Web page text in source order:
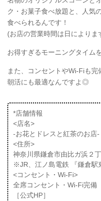
ク・お菓子食べ放題と、人気
食べられるんです！
(お店の営業時間は日によりま
お得すぎるモーニングタイム
また、コンセントやWi-Fiも完
朝活にも最適なんですよ◎
*店舗情報
<店名>
-お花とドレスと紅茶のお店
<住所>
神奈川県鎌倉市由比ガ浜２
※JR、江ノ島電鉄 『鎌倉駅
<コンセント・Wi-Fi>
全席コンセント・Wi-Fi完備
［公式HP］